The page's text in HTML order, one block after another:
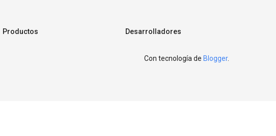
Productos Desarrolladores
Con tecnología de Blogger.